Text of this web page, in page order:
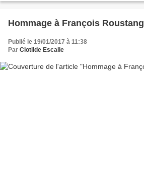
Hommage à François Roustang
Publié le 19/01/2017 à 11:38
Par Clotilde Escalle